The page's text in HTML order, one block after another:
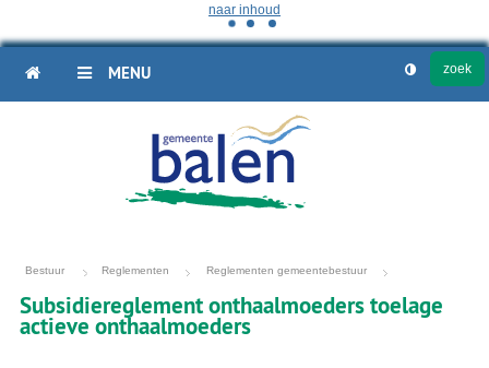
naar inhoud
HOME MENU
Bestuur Reglementen Reglementen gemeentebestuur
Subsidiereglement onthaalmoeders toelage
actieve onthaalmoeders